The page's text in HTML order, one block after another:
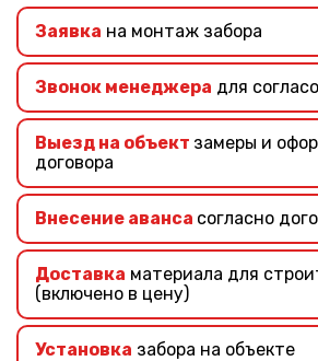
Заявка на монтаж забора
Звонок менеджера для
Выезд на объект замеры и
договора
Внесение аванса согласно
Доставка материала для
(включено в цену)
Установка забора на объекте